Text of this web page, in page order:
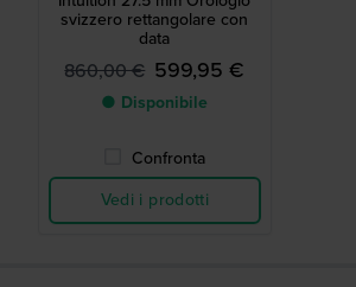
svizzero rettangolare con
data
860,00 € 599,95 €
● Disponibile
Confronta
Vedi i prodotti